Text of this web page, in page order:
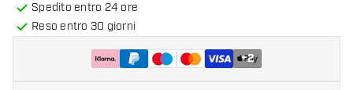
Spedito entro 24 ore
Reso entro 30 giorni
+2